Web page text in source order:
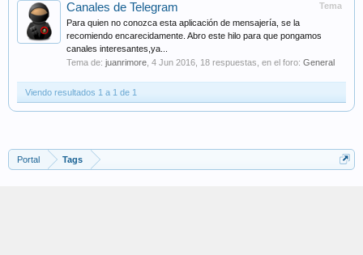
Tema
Canales de Telegram
Para quien no conozca esta aplicación de mensajería, se la
recomiendo encarecidamente. Abro este hilo para que pongamos
canales interesantes,ya...
Tema de: juanrimore 4 Jun 2016 , 18 respuestas, en el foro: General
Viendo resultados 1 a 1 de 1
Portal Tags